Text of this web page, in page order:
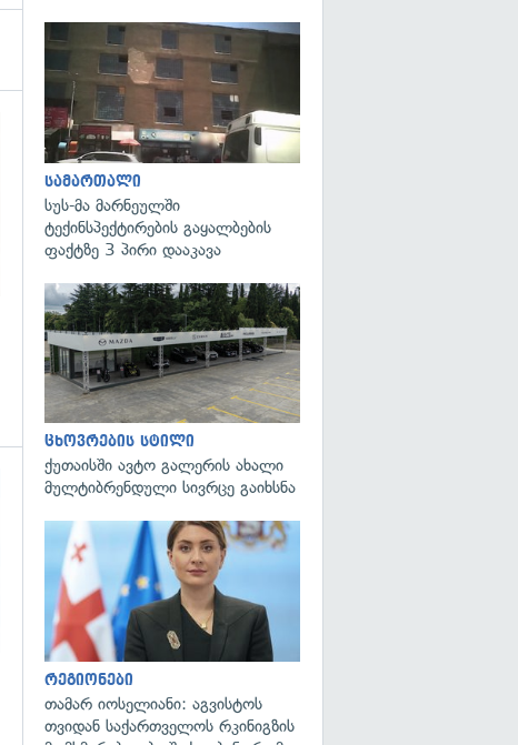
გადახედვა
სამართალი
სუს-მა მარნეულში
ტექინსპექტირების გაყალბების
ფაქტზე 3 პირი დააკავა
ცხოვრების სტილი
ქუთაისში ავტო გალერის ახალი
მულტიბრენდული სივრცე გაიხსნა
რეგიონები
თამარ იოსელიანი: აგვისტოს
თვიდან საქართველოს რკინიგზის